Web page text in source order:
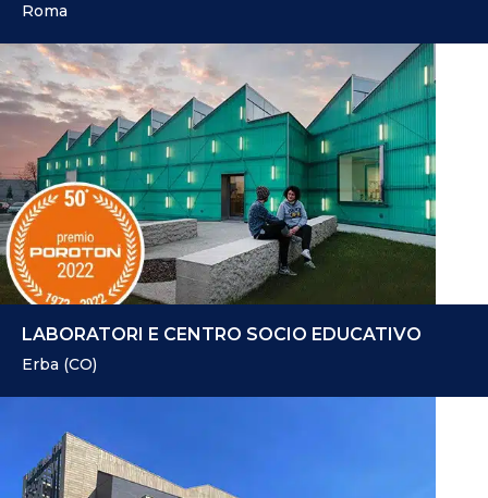
Roma
LABORATORI E CENTRO SOCIO EDUCATIVO
Erba (CO)